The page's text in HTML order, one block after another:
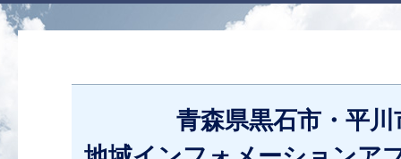
青森県黒石市・平川市・田舎館村 地域インフォメーションアプリ「ツガル魅
青森県黒石市・平